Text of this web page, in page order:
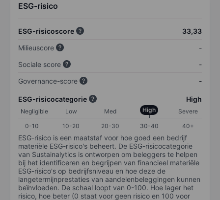
ESG-risico
ESG-risicoscore
33,33
Milieuscore
-
Sociale score
-
Governance-score
-
ESG-risicocategorie High
Negligible Low Med High
Severe
0-10
10-20 20-30 30-40 40+
ESG-risico is een maatstaf voor hoe goed een bedrijf
materiële ESG-risico's beheert. De ESG-risicocategorie
van Sustainalytics is ontworpen om beleggers te helpen
bij het identificeren en begrijpen van financieel materiële
ESG-risico's op bedrijfsniveau en hoe deze de
langetermijnprestaties van aandelenbeleggingen kunnen
beïnvloeden. De schaal loopt van 0-100. Hoe lager het
risico, hoe beter (0 staat voor geen risico en 100 voor